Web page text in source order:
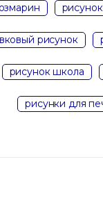
рисунок
рисунок школа
рисунки для